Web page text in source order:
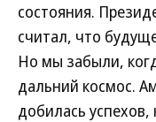
состояния.
считал, что
Но мы забыли,
дальний космос.
добилась